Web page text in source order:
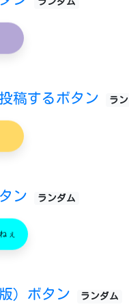
稿するボタン ラ
ン ランダム
ぇ
）ボタン ランダム